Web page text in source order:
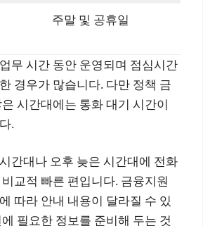
주말 및 공휴일
무 시간 동안 운영되며 점심시간
경우가 많습니다. 다만 정책 금
시간대에는 통화 대기 시간이
.
간대나 오후 늦은 시간대에 전화
교적 빠른 편입니다. 금융지원
따라 안내 내용이 달라질 수 있
필요한 정보를 준비해 두는 것